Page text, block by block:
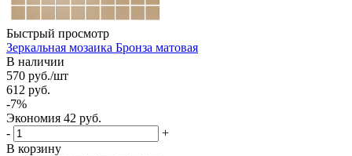
Быстрый просмотр
Зеркальная мозаика Бронза матовая
В наличии
570 руб./шт
612 руб.
-7%
Экономия 42 руб.
-
+
В корзину